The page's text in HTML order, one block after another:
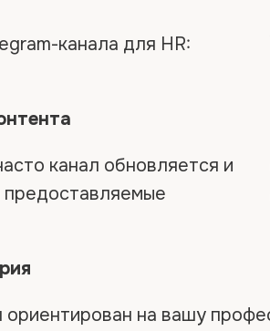
канала для HR:
канал обновляется и
предоставляемые
ориентирован на вашу